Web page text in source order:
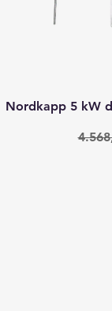
Nordkapp 5 kW